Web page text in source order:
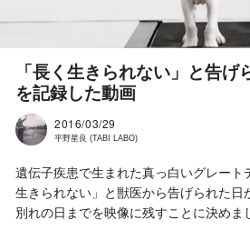
「長く生きられない」と告げ
を記録した動画
2016/03/29
平野星良 (TABI LABO)
遺伝子疾患で生まれた真っ白いグレート
生きられない」と獣医から告げられた日
別れの日までを映像に残すことに決めま